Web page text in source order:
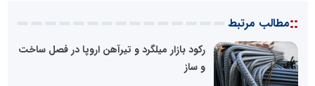
::مطالب مرتبط
رکود بازار میلگرد و تیرآهن اروپا در فصل ساخت
و ساز